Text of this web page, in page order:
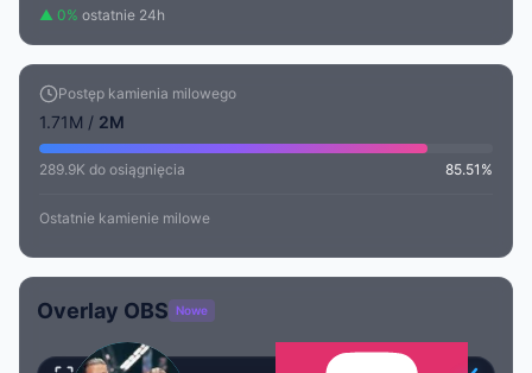
▲ 0% ostatnie 24h
Postęp kamienia milowego
1.71M / 2M
289.9K do osiągnięcia 85.51%
Ostatnie kamienie milowe
Overlay OBS Nowe